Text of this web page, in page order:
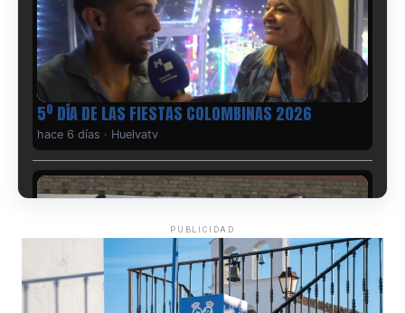
5º DÍA DE LAS FIESTAS COLOMBINAS 2026
hace 6 días · Huelvatv
PUBLICIDAD